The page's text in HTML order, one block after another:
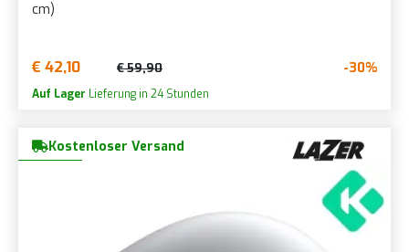
cm)
€ 42,10 € 59,90 -30%
Auf Lager Lieferung in 24 Stunden
Kostenloser Versand